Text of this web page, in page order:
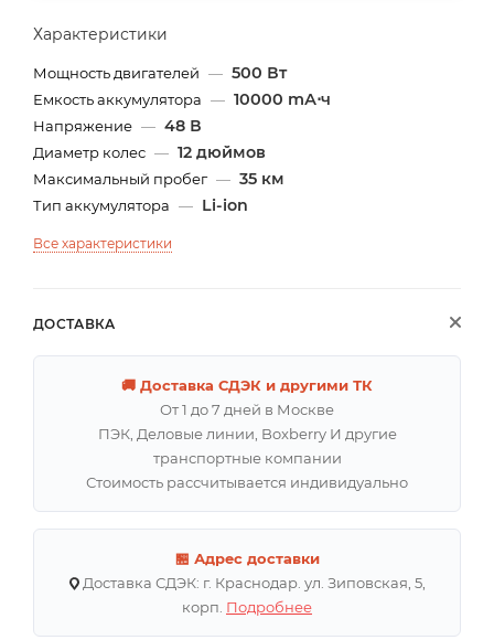
Характеристики
Мощность двигателей — 500 Вт
Емкость аккумулятора — 10000 mА⋅ч
Напряжение — 48 В
Диаметр колес — 12 дюймов
Максимальный пробег — 35 км
Тип аккумулятора — Li-ion
Все характеристики
ДОСТАВКА
🚚 Доставка СДЭК и другими ТК
От 1 до 7 дней в Москве
ПЭК, Деловые линии, Boxberry И другие
транспортные компании
Стоимость рассчитывается индивидуально
🏪 Адрес доставки
Доставка СДЭК: г. Краснодар. ул. Зиповская, 5,
корп. Подробнее